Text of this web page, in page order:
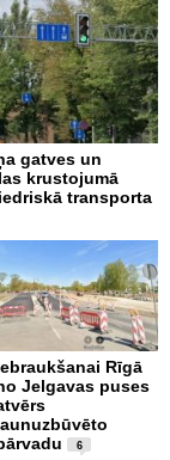
gatves un
krustojumā
transporta
Rīgā
Jelgavas puses
6